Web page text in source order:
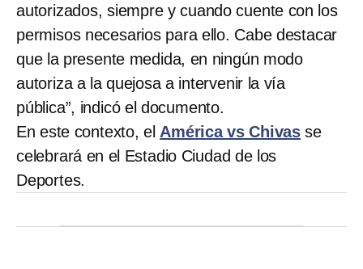
autorizados, siempre y cuando cuente con los
permisos necesarios para ello. Cabe destacar
que la presente medida, en ningún modo
autoriza a la quejosa a intervenir la vía
pública”, indicó el documento.
En este contexto, el América vs Chivas se
celebrará en el Estadio Ciudad de los
Deportes.